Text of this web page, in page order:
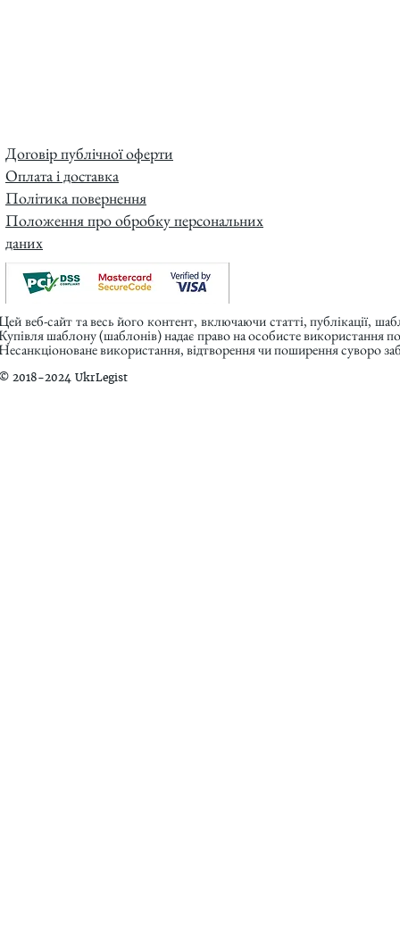
Договір публічної оферти
Оплата і доставка
Політика повернення
Положення про обробку персональних
даних
веб-сайт та весь його контент, включаючи статті, публікації,
шаблону (шаблонів) надає право на особисте використання
використання, відтворення чи поширення суворо
2018-2024 UkrLegist